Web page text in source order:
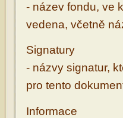
- název fondu, ve
vedena, včetně
Signatury
- názvy signatur,
pro tento
Informace